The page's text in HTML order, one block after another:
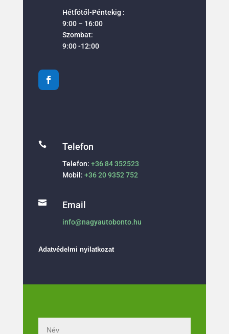
Hétfötől-Péntekig :
9:00 – 16:00
Szombat:
9:00 -12:00
 Telefon
Telefon: +36 84 352523
Mobil: +36 20 9352 752
 Email
info@nagyautobonto.hu
Adatvédelmi nyilatkozat